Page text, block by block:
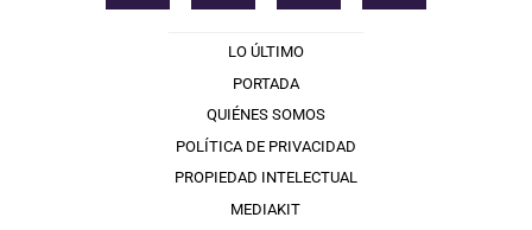
LO ÚLTIMO
PORTADA
QUIÉNES SOMOS
POLÍTICA DE PRIVACIDAD
PROPIEDAD INTELECTUAL
MEDIAKIT